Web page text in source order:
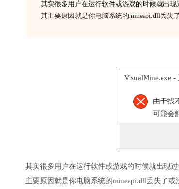
其实很多用户在运行软件或游戏的时候就出
其主要原因就是你电脑系统的mineapi.dll丢失
VisualMine.exe -
由于找
可能会
其实很多用户在运行软件或游戏的时候就出现
主要原因就是你电脑系统的mineapi.dll丢失了或